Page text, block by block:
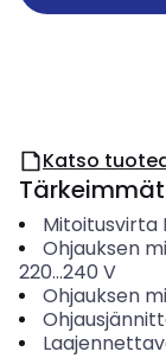
Katso
Mitoitusvirta
Ohjauksen
220...240 V
Ohjauksen